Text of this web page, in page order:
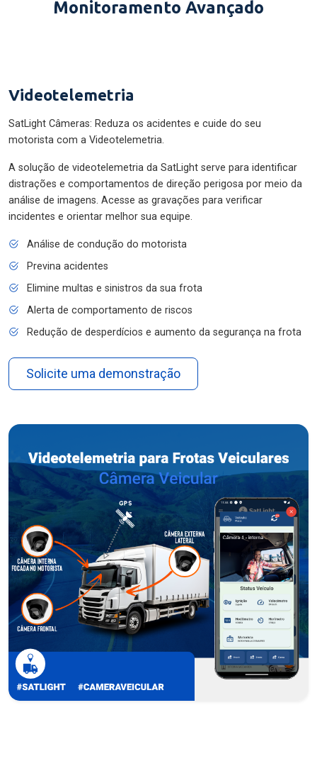
Monitoramento Avançado
Videotelemetria
SatLight Câmeras: Reduza os acidentes e cuide do seu
motorista com a Videotelemetria.
A solução de videotelemetria da SatLight serve para identificar
distrações e comportamentos de direção perigosa por meio da
análise de imagens. Acesse as gravações para verificar
incidentes e orientar melhor sua equipe.
Análise de condução do motorista
Previna acidentes
Elimine multas e sinistros da sua frota
Alerta de comportamento de riscos
Redução de desperdícios e aumento da segurança na frota
Solicite uma demonstração